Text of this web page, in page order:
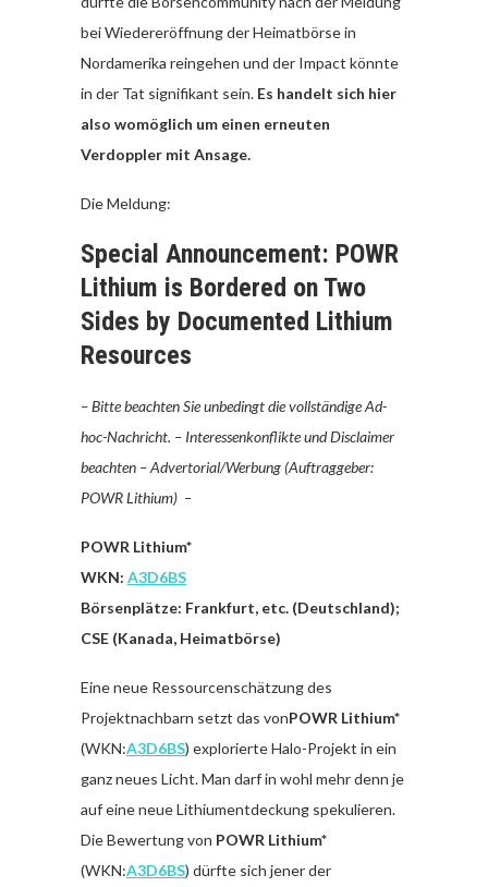
bei Wiedereröffnung der Heimatbörse in
Nordamerika reingehen und der Impact könnte
in der Tat signifikant sein. Es handelt sich hier
also womöglich um einen erneuten
Verdoppler mit Ansage.
Die Meldung:
Special Announcement: POWR
Lithium is Bordered on Two
Sides by Documented Lithium
Resources
– Bitte beachten Sie unbedingt die vollständige Ad-
hoc-Nachricht. – Interessenkonflikte und Disclaimer
beachten –Advertorial/Werbung (Auftraggeber:
POWR Lithium) –
POWR Lithium*
WKN: A3D6BS
Börsenplätze: Frankfurt, etc. (Deutschland);
CSE (Kanada, Heimatbörse)
Eine neue Ressourcenschätzung des
Projektnachbarn setzt das vonPOWR Lithium*
(WKN:A3D6BS) explorierte Halo-Projekt in ein
ganz neues Licht. Man darf in wohl mehr denn je
auf eine neue Lithiumentdeckung spekulieren.
Die Bewertung von POWR Lithium*
(WKN:A3D6BS) dürfte sich jener der